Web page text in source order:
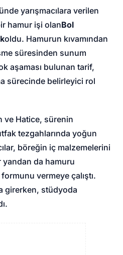
yarışmacılara verilen
hamur işi olanBol
oldu. Hamurun kıvamından
süresinden sunum
aşaması bulunan tarif,
sürecinde belirleyici rol
ve Hatice, sürenin
tezgahlarında yoğun
böreğin iç malzemelerini
yandan da hamuru
vermeye çalıştı.
girerken, stüdyoda